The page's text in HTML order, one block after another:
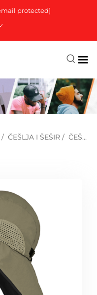
protected]
/ ČEŠLJA I ŠEŠIR / ČEŠLJA KAPICA